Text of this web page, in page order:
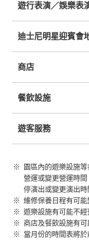
遊行表演／娛樂表
迪士尼明星迎賓會
商店
餐飲設施
遊客服務
園區內的遊樂設施
營運或變更營運時
停演出或變更演出時
維修保養日程有可能
遊樂設施有可能不
商店及餐飲設施有
當月份的時間表將